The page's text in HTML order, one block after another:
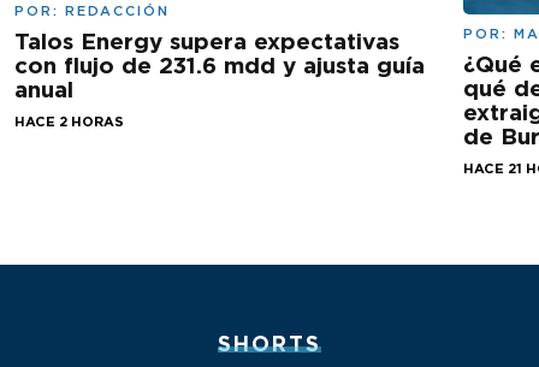
POR: REDACCIÓN
Talos Energy supera expectativas
con flujo de 231.6 mdd y ajusta guía
anual
HACE 2 HORAS
POR:
¿Qué
qué
de
HACE 21
SHORTS